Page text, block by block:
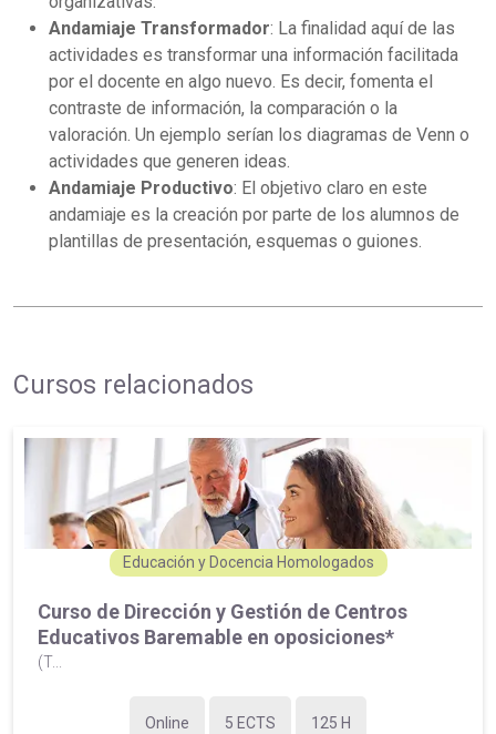
Andamiaje Transformador: La finalidad aquí de las
actividades es transformar una información facilitada
por el docente en algo nuevo. Es decir, fomenta el
contraste de información, la comparación o la
valoración. Un ejemplo serían los diagramas de Venn o
actividades que generen ideas.
Andamiaje Productivo: El objetivo claro en este
andamiaje es la creación por parte de los alumnos de
plantillas de presentación, esquemas o guiones.
Cursos relacionados
Educación y Docencia Homologados
Curso de Dirección y Gestión de Centros
Educativos Baremable en oposiciones*
(T...
Online 5 ECTS 125 H